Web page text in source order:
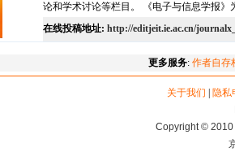
论和学术讨论等栏目。 《电子与信息学报》
在线投稿地址: http://editjeit.ie.ac.cn/
更多服务: 作者自存
关于我们
隐私
Copyright © 2010